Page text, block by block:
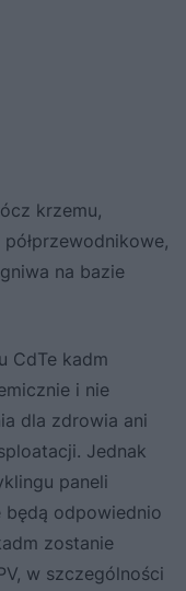
krzemu,
na bazie
CdTe kadm
i nie
dla zdrowia ani
Jednak
paneli
będą odpowiednio
zostanie
w szczególności